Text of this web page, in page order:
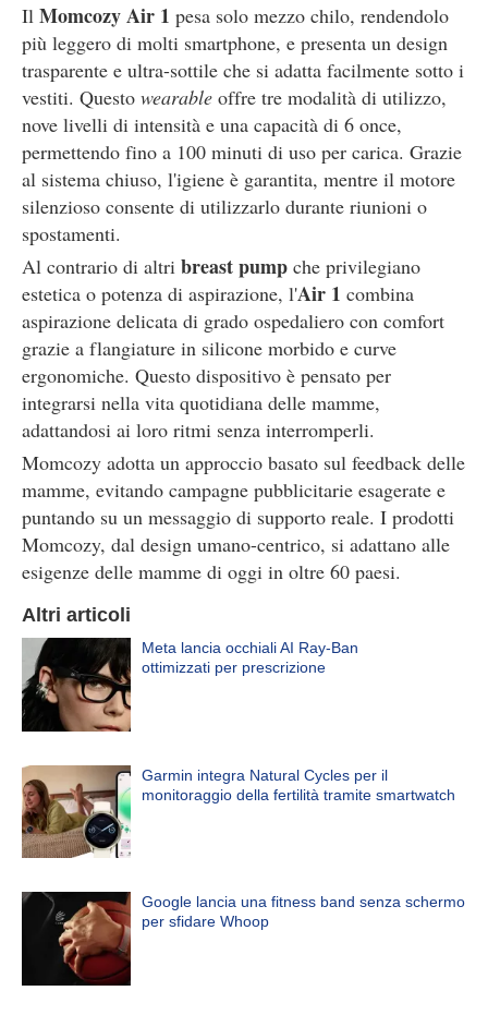
Il Momcozy Air 1 pesa solo mezzo chilo, rendendolo
più leggero di molti smartphone, e presenta un design
trasparente e ultra-sottile che si adatta facilmente sotto i
vestiti. Questo wearable offre tre modalità di utilizzo,
nove livelli di intensità e una capacità di 6 once,
permettendo fino a 100 minuti di uso per carica. Grazie
al sistema chiuso, l'igiene è garantita, mentre il motore
silenzioso consente di utilizzarlo durante riunioni o
spostamenti.
Al contrario di altri breast pump che privilegiano
estetica o potenza di aspirazione, l'Air 1 combina
aspirazione delicata di grado ospedaliero con comfort
grazie a flangiature in silicone morbido e curve
ergonomiche. Questo dispositivo è pensato per
integrarsi nella vita quotidiana delle mamme,
adattandosi ai loro ritmi senza interromperli.
Momcozy adotta un approccio basato sul feedback delle
mamme, evitando campagne pubblicitarie esagerate e
puntando su un messaggio di supporto reale. I prodotti
Momcozy, dal design umano-centrico, si adattano alle
esigenze delle mamme di oggi in oltre 60 paesi.
Altri articoli
Meta lancia occhiali AI Ray-Ban
ottimizzati per prescrizione
Garmin integra Natural Cycles per il
monitoraggio della fertilità tramite smartwatch
Google lancia una fitness band senza schermo
per sfidare Whoop